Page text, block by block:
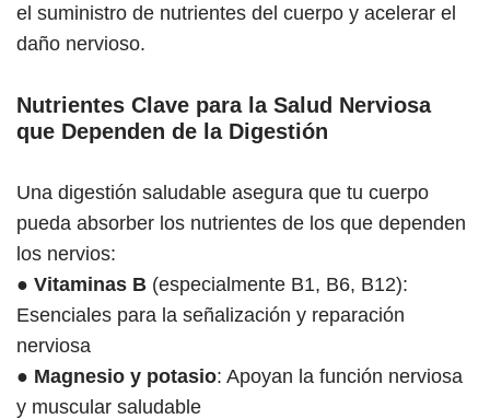
el suministro de nutrientes del cuerpo y acelerar el
daño nervioso.
Nutrientes Clave para la Salud Nerviosa
que Dependen de la Digestión
Una digestión saludable asegura que tu cuerpo
pueda absorber los nutrientes de los que dependen
los nervios:
● Vitaminas B (especialmente B1, B6, B12):
Esenciales para la señalización y reparación
nerviosa
● Magnesio y potasio: Apoyan la función nerviosa
y muscular saludable